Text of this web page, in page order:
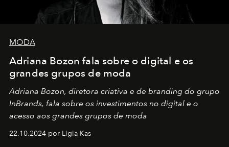
MODA
Adriana Bozon fala sobre o digital e os
grandes grupos de moda
Adriana Bozon, diretora criativa e de branding do grupo
InBrands, fala sobre os investimentos no digital e o
acesso aos grandes grupos de moda
22.10.2024 por Ligia Kas